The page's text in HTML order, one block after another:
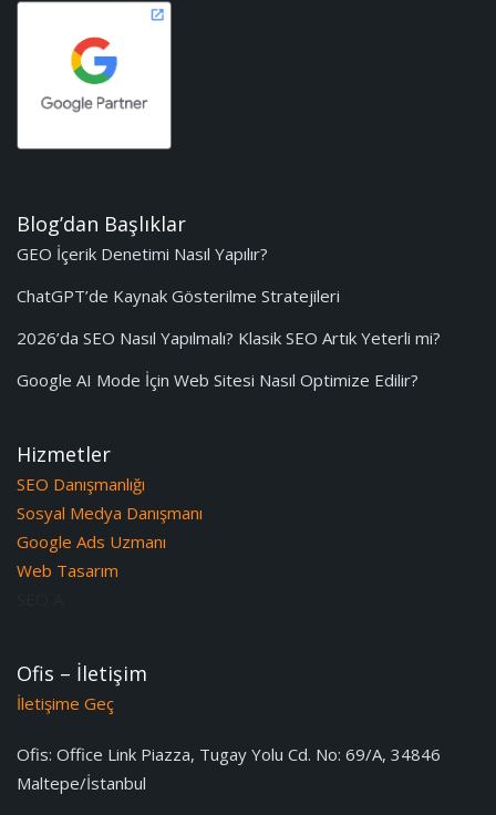
Blog’dan Başlıklar
GEO İçerik Denetimi Nasıl Yapılır?
ChatGPT’de Kaynak Gösterilme Stratejileri
2026’da SEO Nasıl Yapılmalı? Klasik SEO Artık Yeterli mi?
Google AI Mode İçin Web Sitesi Nasıl Optimize Edilir?
Hizmetler
SEO Danışmanlığı
Sosyal Medya Danışmanı
Google Ads Uzmanı
Web Tasarım
Ofis – İletişim
İletişime Geç
Ofis: Office Link Piazza, Tugay Yolu Cd. No: 69/A, 34846
Maltepe/İstanbul